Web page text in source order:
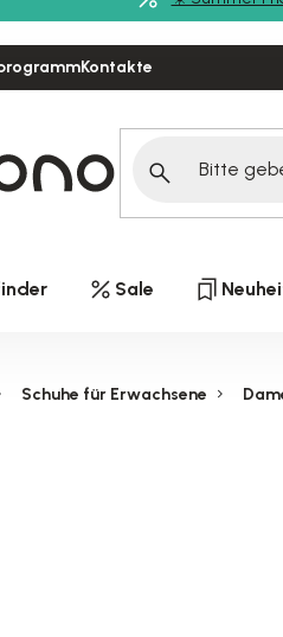
Kontakte
Sale
Schuhe für Erwachsene